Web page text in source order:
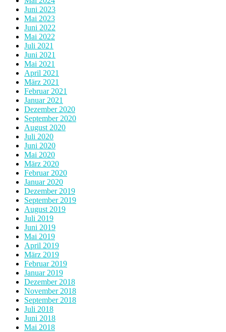
Juni 2023
Mai 2023
Juni 2022
Mai 2022
Juli 2021
Juni 2021
Mai 2021
April 2021
März 2021
Februar 2021
Januar 2021
Dezember 2020
September 2020
August 2020
Juli 2020
Juni 2020
Mai 2020
März 2020
Februar 2020
Januar 2020
Dezember 2019
September 2019
August 2019
Juli 2019
Juni 2019
Mai 2019
April 2019
März 2019
Februar 2019
Januar 2019
Dezember 2018
November 2018
September 2018
Juli 2018
Juni 2018
Mai 2018